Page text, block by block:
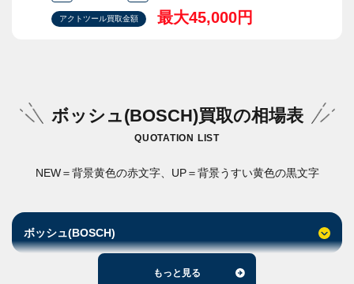
アクトツール買取金額 最大45,000円
ボッシュ(BOSCH)買取の相場表
QUOTATION LIST
NEW＝背景黄色の赤文字、UP＝背景うすい黄色の黒文字
ボッシュ(BOSCH)
もっと見る